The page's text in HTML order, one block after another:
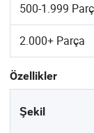
500-1.999
2.000+ Parça
Özellikler
Şekil